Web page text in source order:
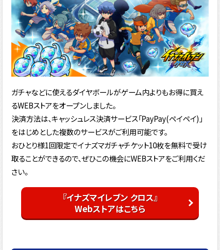
ガチャなどに使えるダイヤボールがゲーム内よりもお得に買え
るWEBストアをオープンしました。
決済方法は、キャッシュレス決済サービス「PayPay(ペイペイ)」
をはじめとした複数のサービスがご利用可能です。
おひとり様1回限定でイナズマガチャチケット10枚を無料で受け
取ることができるので、ぜひこの機会にWEBストアをご利用くだ
さい。
『イナズマイレブン クロス』
Webストアはこちら